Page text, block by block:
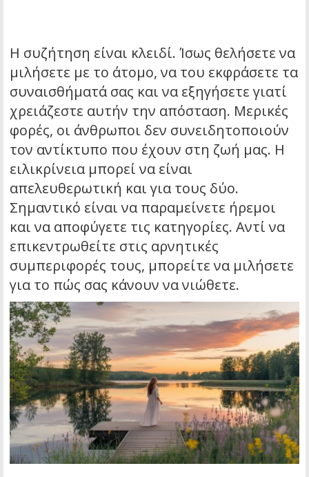
Η συζήτηση είναι κλειδί. Ίσως θελήσετε να
μιλήσετε με το άτομο, να του εκφράσετε τα
συναισθήματά σας και να εξηγήσετε γιατί
χρειάζεστε αυτήν την απόσταση. Μερικές
φορές, οι άνθρωποι δεν συνειδητοποιούν
τον αντίκτυπο που έχουν στη ζωή μας. Η
ειλικρίνεια μπορεί να είναι
απελευθερωτική και για τους δύο.
Σημαντικό είναι να παραμείνετε ήρεμοι
και να αποφύγετε τις κατηγορίες. Αντί να
επικεντρωθείτε στις αρνητικές
συμπεριφορές τους, μπορείτε να μιλήσετε
για το πώς σας κάνουν να νιώθετε.